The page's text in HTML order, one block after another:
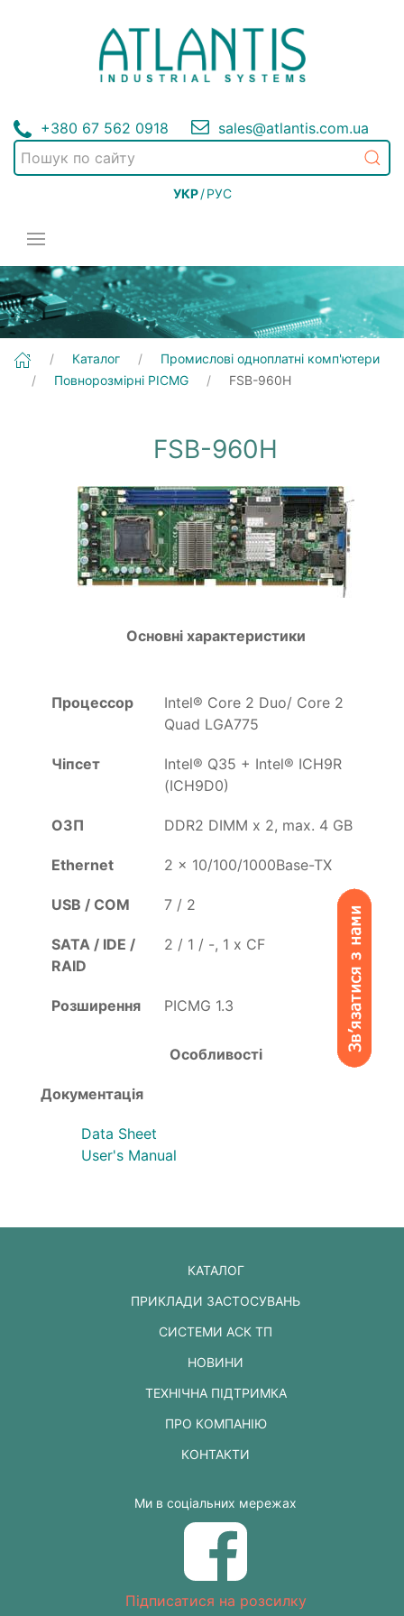
+380 67 562 0918 sales@atlantis.com.ua
УКР / РУС
Каталог
Промислові одноплатні комп'ютери
Повнорозмірні PICMG
FSB-960H
FSB-960H
Основні характеристики
Процессор
Intel® Core 2 Duo/ Core 2
Quad LGA775
Чіпсет
Intel® Q35 + Intel® ICH9R
(ICH9D0)
ОЗП DDR2 DIMM x 2, max. 4 GB
Ethernet 2 x 10/100/1000Base-TX
USB / COM 7 / 2
SATA / IDE /
RAID
2 / 1 / -, 1 x CF
Розширення PICMG 1.3
Особливості
Документація
Data Sheet
User's Manual
КАТАЛОГ
ПРИКЛАДИ ЗАСТОСУВАНЬ
СИСТЕМИ АСК ТП
НОВИНИ
ТЕХНІЧНА ПІДТРИМКА
ПРО КОМПАНІЮ
КОНТАКТИ
Ми в соціальних мережах
Підписатися на розсилку